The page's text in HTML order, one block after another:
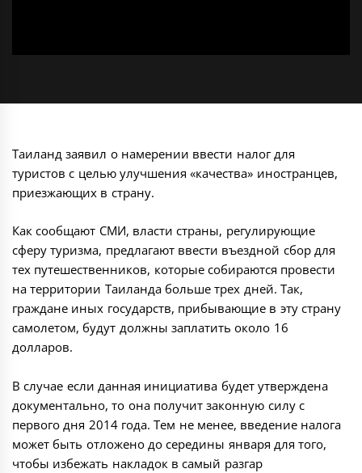
Таиланд заявил о намерении ввести налог для
туристов с целью улучшения «качества» иностранцев,
приезжающих в страну.
Как сообщают СМИ, власти страны, регулирующие
сферу туризма, предлагают ввести въездной сбор для
тех путешественников, которые собираются провести
на территории Таиланда больше трех дней. Так,
граждане иных государств, прибывающие в эту страну
самолетом, будут должны заплатить около 16
долларов.
В случае если данная инициатива будет утверждена
документально, то она получит законную силу с
первого дня 2014 года. Тем не менее, введение налога
может быть отложено до середины января для того,
чтобы избежать накладок в самый разгар